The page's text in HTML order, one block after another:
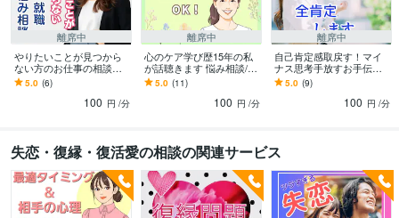
離席中
やりたいことが見つから
ない方のお仕事の相談の
ります 元採用担当の私が
自分らしい働き方を見つ
けるお手伝いします
5.0 (6)
100 円 /分
離席中
心のケア学び歴15年の私
が話聴きます 悩み相談/愚
痴聴き/話し相手/雑談☘️深
刻な悩みまで何でも♡
5.0 (11)
100 円 /分
離席中
自己肯定感取戻す！マイ
ナス思考手放すお手伝い
します 自己否定｜罪悪感
｜自己犠牲☘️自己嫌悪克
5.0 (9)
100 円 /分
失恋・復縁・復活愛の相談の関連サービス